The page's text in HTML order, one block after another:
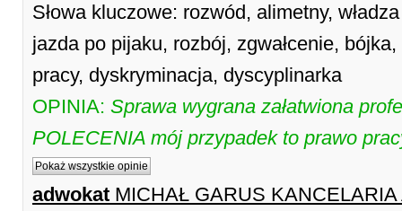
Słowa kluczowe: rozwód, alimetny,
jazda po pijaku, rozbój, zgwałcenie,
pracy, dyskryminacja, dyscyplinarka
OPINIA: Sprawa wygrana załatwiona
POLECENIA mój przypadek to prawo
Pokaż wszystkie opinie
adwokat MICHAŁ GARUS